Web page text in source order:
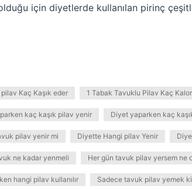
için diyetlerde kullanılan pirinç
Kaç Kaşık eder 1 Tabak Tavuklu Pilav Kaç
kaç kaşık pilav yenir Diyet yaparken kaç
pilav yenir mi Diyette Hangi pilav Yenir
ne kadar yenmeli Her gün tavuk pilav yersem ne
hangi pilav kullanılır Sadece tavuk pilav yemek